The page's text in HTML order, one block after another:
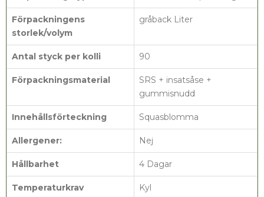
Förpackningens
storlek/volym
gråback Liter
Antal styck per kolli 90
Förpackningsmaterial
SRS + insatsåse +
gummisnudd
Innehållsförteckning Squasblomma
Allergener: Nej
Hållbarhet 4 Dagar
Temperaturkrav Kyl